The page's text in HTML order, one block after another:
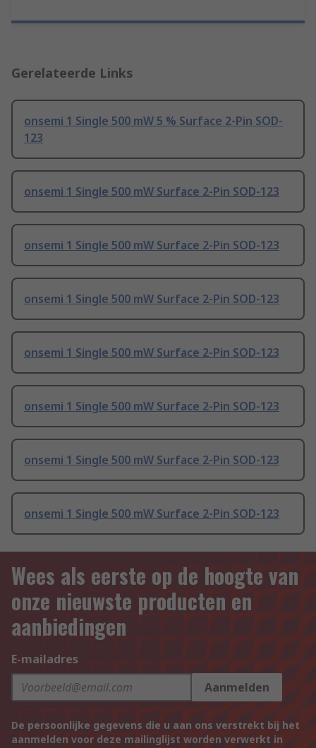
Gerelateerde Links
onsemi 1 Single 500 mW 5 % Surface 2-Pin SOD-
123
onsemi 1 Single 500 mW Surface 2-Pin SOD-123
onsemi 1 Single 500 mW Surface 2-Pin SOD-123
onsemi 1 Single 500 mW Surface 2-Pin SOD-123
onsemi 1 Single 500 mW Surface 2-Pin SOD-123
onsemi 1 Single 500 mW Surface 2-Pin SOD-123
onsemi 1 Single 500 mW Surface 2-Pin SOD-123
onsemi 1 Single 500 mW Surface 2-Pin SOD-123
Wees als eerste op de hoogte van
onze nieuwste producten en
aanbiedingen
E-mailadres
Aanmelden
De persoonlijke gegevens die u aan ons verstrekt bij het
aanmelden voor deze mailinglijst worden verwerkt in